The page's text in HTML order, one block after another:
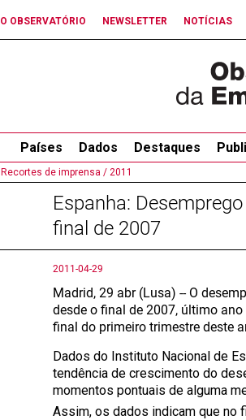
O OBSERVATÓRIO NEWSLETTER NOTÍCIAS
Países Dados Destaques
Recortes de imprensa / 2011
Espanha:
final de 2007
2011-04-29
Madrid, 29 abr (Lusa) -- O
desde o final de 2007, último
final do primeiro trimestre deste
Dados do Instituto Nacional de
tendência de crescimento do
momentos pontuais de alguma
Assim, os dados indicam que no